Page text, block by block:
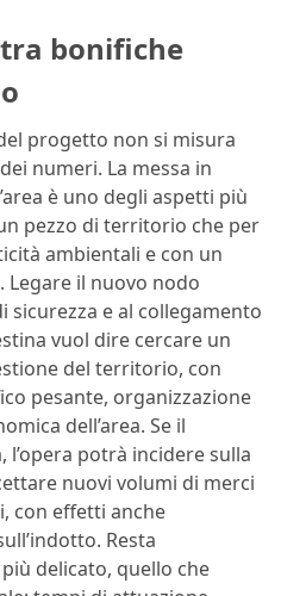
bonifiche
progetto non si misura
numeri. La messa in
è uno degli aspetti più
pezzo di territorio che per
ambientali e con un
il nuovo nodo
e al collegamento
vuol dire cercare un
del territorio, con
pesante, organizzazione
dell’area. Se il
potrà incidere sulla
nuovi volumi di merci
con effetti anche
Resta
delicato, quello che